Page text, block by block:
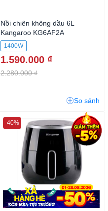
Nồi chiên không dầu 6L
Kangaroo KG6AF2A
1400W
1.590.000 ₫
2.280.000 ₫
So sánh
-40%